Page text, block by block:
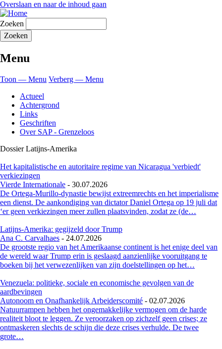
Overslaan en naar de inhoud gaan
Zoeken
Menu
Toon — Menu Verberg — Menu
Actueel
Achtergrond
Links
Geschriften
Over SAP - Grenzeloos
Dossier Latijns-Amerika
Het kapitalistische en autoritaire regime van Nicaragua 'verbiedt'
verkiezingen
Vierde Internationale - 30.07.2026
De Ortega-Murillo-dynastie bewijst extreemrechts en het imperialisme
een dienst. De aankondiging van dictator Daniel Ortega op 19 juli dat
‘er geen verkiezingen meer zullen plaatsvinden, zodat ze (de…
Latijns-Amerika: gegijzeld door Trump
Ana C. Carvalhaes - 24.07.2026
De grootste regio van het Amerikaanse continent is het enige deel van
de wereld waar Trump erin is geslaagd aanzienlijke vooruitgang te
boeken bij het verwezenlijken van zijn doelstellingen op het…
Venezuela: politieke, sociale en economische gevolgen van de
aardbevingen
Autonoom en Onafhankelijk Arbeiderscomité - 02.07.2026
Natuurrampen hebben het ongemakkelijke vermogen om de harde
realiteit bloot te leggen. Ze veroorzaken op zichzelf geen crises; ze
ontmaskeren slechts de schijn die deze crises verhulde. De twee
grote…